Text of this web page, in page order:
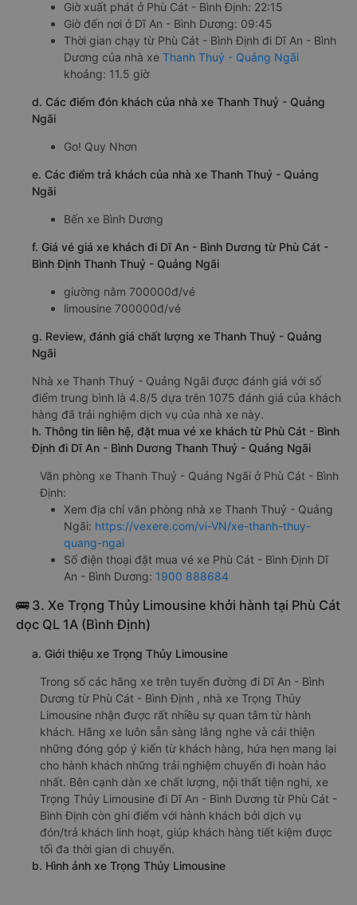
c. Lộ trình, giờ khởi hành và giờ kết thúc của xe khách
Thanh Thuỷ - Quảng Ngãi
Giờ xuất phát ở Phù Cát - Bình Định: 22:15
Giờ đến nơi ở Dĩ An - Bình Dương: 09:45
Thời gian chạy từ Phù Cát - Bình Định đi Dĩ An - Bình
Ngãi
Ngãi
f. Giá vé giá xe khách đi Dĩ An - Bình Dương từ Phù Cát -
g. Review, đánh giá chất lượng xe Thanh Thuỷ - Quảng
Ngãi
Nhà xe Thanh Thuỷ - Quảng Ngãi được đánh giá với số
điểm trung bình là 4.8/5 dựa trên 1075 đánh giá của khách
hàng đã trải nghiệm dịch vụ của nhà xe này.
h. Thông tin liên hệ, đặt mua vé xe khách từ Phù Cát - Bình
Định đi Dĩ An - Bình Dương Thanh Thuỷ - Quảng Ngãi
Văn phòng xe Thanh Thuỷ - Quảng Ngãi ở Phù Cát - Bình
Định:
Xem địa chỉ văn phòng nhà xe Thanh Thuỷ - Quảng
Ngãi:https://vexere.com/vi-VN/xe-thanh-thuy-
quang-ngai
Số điện thoại đặt mua vé xe Phù Cát - Bình Định Dĩ
An - Bình Dương:
🚌 3. Xe Trọng Thủy Limousine khởi hành tại Phù Cát
dọc QL 1A (Bình Định)
a. Giới thiệu xe Trọng Thủy Limousine
Trong số các hãng xe trên tuyến đường đi Dĩ An - Bình
Dương từ Phù Cát - Bình Định , nhà xe Trọng Thủy
Limousine nhận được rất nhiều sự quan tâm từ hành
khách. Hãng xe luôn sẵn sàng lắng nghe và cải thiện
những đóng góp ý kiến từ khách hàng, hứa hẹn mang lại
cho hành khách những trải nghiệm chuyến đi hoàn hảo
nhất. Bên cạnh dàn xe chất lượng, nội thất tiện nghi, xe
Trọng Thủy Limousine đi Dĩ An - Bình Dương từ Phù Cát -
Bình Định còn ghi điểm với hành khách bởi dịch vụ